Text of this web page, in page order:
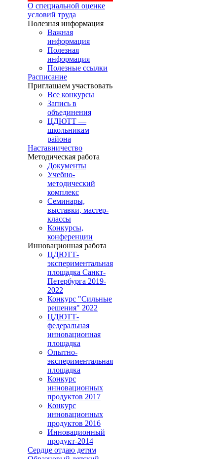
О специальной оценке
условий труда
Полезная информация
Важная
информация
Полезная
информация
Полезные ссылки
Расписание
Приглашаем участвовать
Все конкурсы
Запись в
объединения
ЦДЮТТ —
школьникам
района
Наставничество
Методическая работа
Документы
Учебно-
методический
комплекс
Семинары,
выставки, мастер-
классы
Конкурсы,
конференции
Инновационная работа
ЦДЮТТ-
экспериментальная
площадка Санкт-
Петербурга 2019-
2022
Конкурс "Сильные
решения" 2022
ЦДЮТТ-
федеральная
инновационная
площадка
Опытно-
экспериментальная
площадка
Конкурс
инновационных
продуктов 2017
Конкурс
инновационных
продуктов 2016
Инновационный
продукт-2014
Сердце отдаю детям